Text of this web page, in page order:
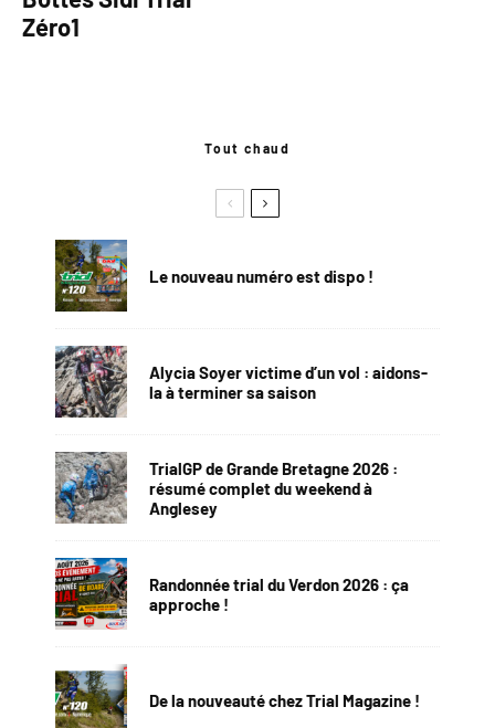
Zéro1
Tout chaud
Le nouveau numéro est dispo !
Alycia Soyer victime d’un vol : aidons-
la à terminer sa saison
TrialGP de Grande Bretagne 2026 :
résumé complet du weekend à
Anglesey
Randonnée trial du Verdon 2026 : ça
approche !
De la nouveauté chez Trial Magazine !